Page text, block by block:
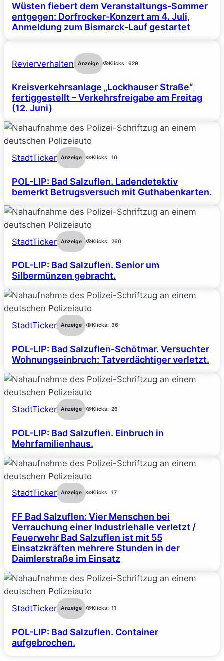
Wüsten fiebert dem Veranstaltungs-Sommer
entgegen: Dorfrocker-Konzert am 4. Juli,
Anmeldung zum Bismarck-Lauf gestartet
Revierverhalten Anzeige Klicks: 629
Kreisverkehrsanlage „Lockhauser Straße“
fertiggestellt – Verkehrsfreigabe am Freitag
(12. Juni)
StadtTicker Anzeige Klicks: 10
POL-LIP: Bad Salzuflen. Ladendetektiv
bemerkt Betrugsversuch mit Guthabenkarten.
StadtTicker Anzeige Klicks: 260
POL-LIP: Bad Salzuflen. Senior um
Silbermünzen gebracht.
StadtTicker Anzeige Klicks: 36
POL-LIP: Bad Salzuflen-Schötmar. Versuchter
Wohnungseinbruch: Tatverdächtiger verletzt.
StadtTicker Anzeige Klicks: 26
POL-LIP: Bad Salzuflen. Einbruch in
Mehrfamilienhaus.
StadtTicker Anzeige Klicks: 17
FF Bad Salzuflen: Vier Menschen bei
Verrauchung einer Industriehalle verletzt /
Feuerwehr Bad Salzuflen ist mit 55
Einsatzkräften mehrere Stunden in der
Daimlerstraße im Einsatz
StadtTicker Anzeige Klicks: 11
POL-LIP: Bad Salzuflen. Container
aufgebrochen.